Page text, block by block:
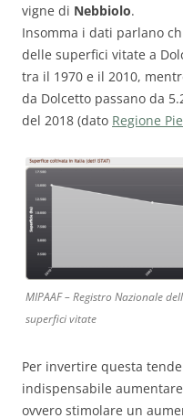
vigne di Nebbiolo.
Insomma i dati parlano
delle superfici vitate a
tra il 1970 e il 2010,
da Dolcetto passano da
del 2018 (dato Regione
MIPAAF – Registro Nazionale
superfici vitate
Per invertire questa
indispensabile
ovvero stimolare un